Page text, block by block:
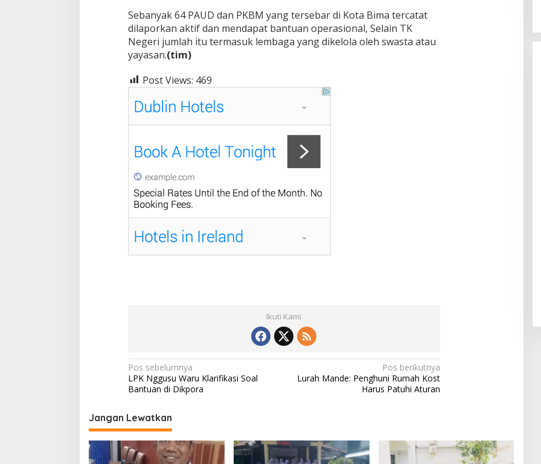
Sebanyak 64 PAUD dan PKBM yang tersebar di Kota Bima tercatat
dilaporkan aktif dan mendapat bantuan operasional, Selain TK
Negeri jumlah itu termasuk lembaga yang dikelola oleh swasta atau
yayasan.(tim)
Post Views: 469
Ikuti Kami
N
a
i
g
a
Pos sebelumnya
LPK Nggusu Waru Klarifikasi Soal
Bantuan di Dikpora
Pos berikutnya
Lurah Mande: Penghuni Rumah Kost
Harus Patuhi Aturan
Jangan Lewatkan